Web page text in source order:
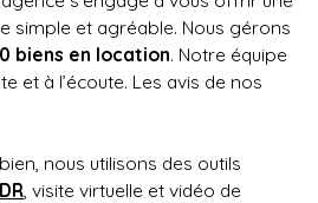
simple et agréable. Nous gérons
biens en location. Notre équipe
et à l’écoute. Les avis de nos
nous utilisons des outils
, visite virtuelle et vidéo de